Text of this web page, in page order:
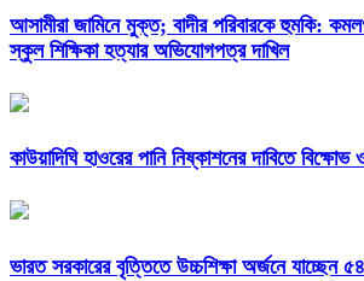
আসামীরা জামিনে মুক্ত; বাদীর পরিবারকে হুমকি:
স্কুল শিক্ষিকা হত্যার অভিযোগপত্র দাখিল
কাউয়াদিঘি হাওরের পানি নিষ্কাশনের দাবিতে
ভারত সরকারের বৃত্তিতে উচ্চশিক্ষা অর্জনে যাচ্ছেন